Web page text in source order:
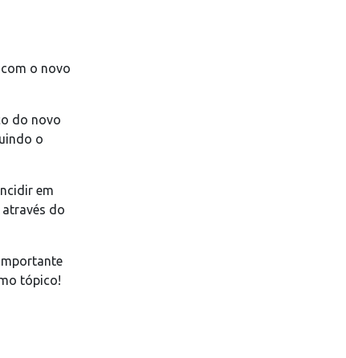
o novo
do novo
o
em
do
tópico!